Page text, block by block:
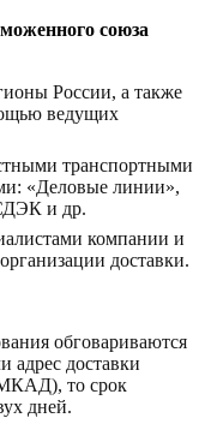
союза
России, а также
ведущих
транспортными
«Деловые линии»,
и др.
компании и
доставки.
обговариваются
адрес доставки
то срок
дней.